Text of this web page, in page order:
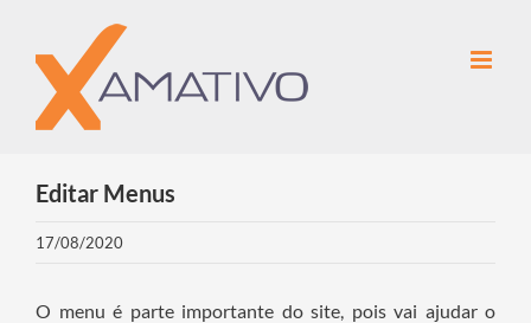
conteúdo
Editar Menus
17/08/2020
O menu é parte importante do site, pois vai ajudar o